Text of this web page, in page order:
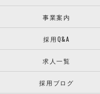
事業案内
採用Q&A
求人一覧
採用ブログ